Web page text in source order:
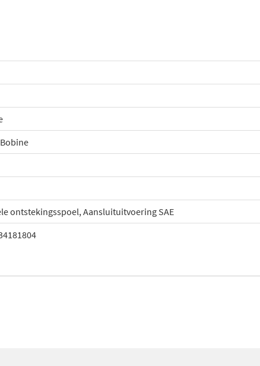
ontstekingsspoel, Aansluituitvoering SAE